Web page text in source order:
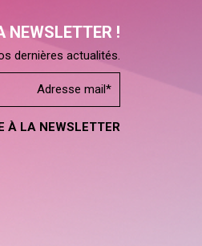
NEWSLETTER !
dernières actualités.
À LA NEWSLETTER